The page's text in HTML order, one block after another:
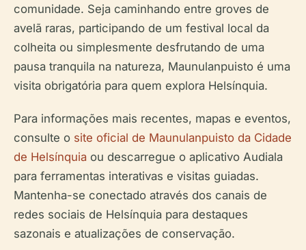
comunidade. Seja caminhando entre groves de
avelã raras, participando de um festival local da
colheita ou simplesmente desfrutando de uma
pausa tranquila na natureza, Maunulanpuisto é uma
visita obrigatória para quem explora Helsínquia.
Para informações mais recentes, mapas e eventos,
consulte o site oficial de Maunulanpuisto da Cidade
de Helsínquia ou descarregue o aplicativo Audiala
para ferramentas interativas e visitas guiadas.
Mantenha-se conectado através dos canais de
redes sociais de Helsínquia para destaques
sazonais e atualizações de conservação.